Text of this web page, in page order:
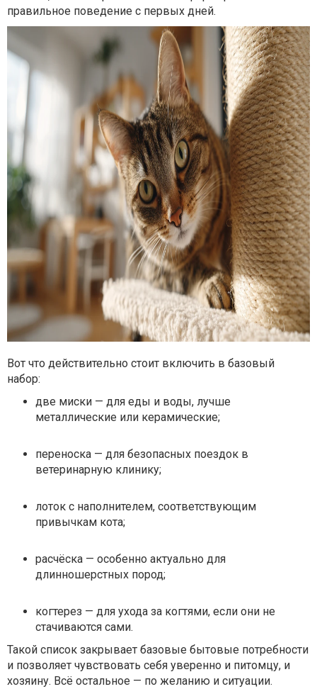
правильное поведение с первых дней.
Вот что действительно стоит включить в базовый
набор:
две миски — для еды и воды, лучше
металлические или керамические;
переноска — для безопасных поездок в
ветеринарную клинику;
лоток с наполнителем, соответствующим
привычкам кота;
расчёска — особенно актуально для
длинношерстных пород;
когтерез — для ухода за когтями, если они не
стачиваются сами.
Такой список закрывает базовые бытовые потребности
и позволяет чувствовать себя уверенно и питомцу, и
хозяину. Всё остальное — по желанию и ситуации.